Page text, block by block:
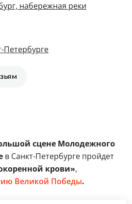
набережная реки
Петербурге
сцене Молодежного
в Санкт-Петербурге пройдет
крови»,
Великой Победы.